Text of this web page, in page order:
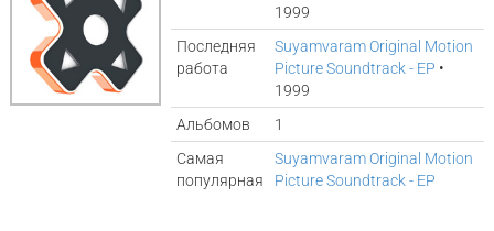
1999
Последняя
работа
Suyamvaram Original Motion
Picture Soundtrack - EP •
1999
Альбомов
1
Самая
популярная
Suyamvaram Original Motion
Picture Soundtrack - EP